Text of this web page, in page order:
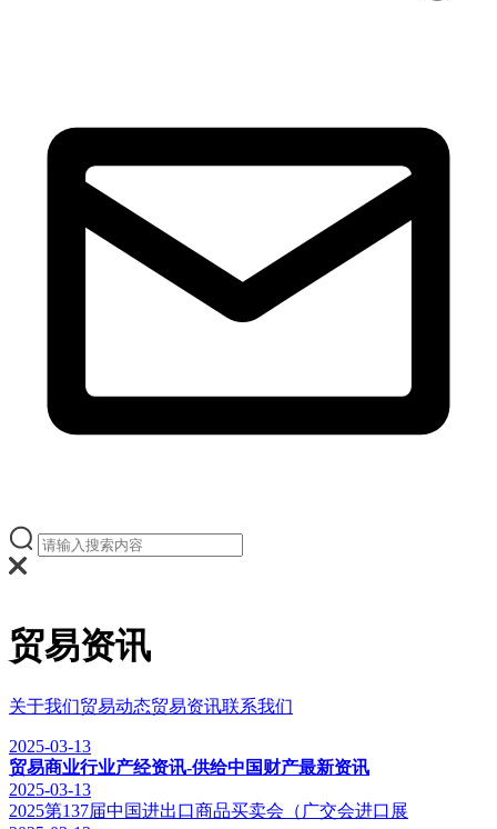
贸易资讯
关于我们贸易动态贸易资讯联系我们
2025-03-13
贸易商业行业产经资讯-供给中国财产最新资讯
2025-03-13
2025第137届中国进出口商品买卖会（广交会进口展